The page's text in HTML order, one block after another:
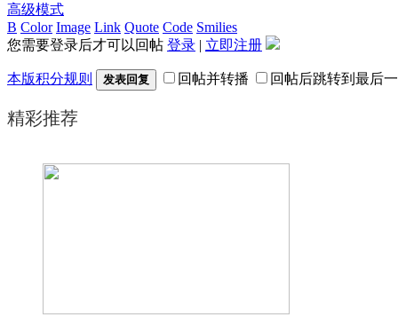
高级模式
B Color Image Link Quote Code Smilies
您需要登录后才可以回帖 登录 | 立即注册
本版积分规则 发表回复 回帖并转播 回帖后跳转到最后
精彩推荐